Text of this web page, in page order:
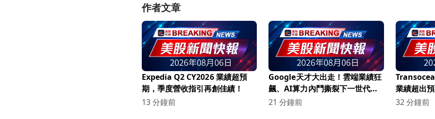
作者文章
Expedia Q2 CY2026 業績超預
期，季度營收指引再創佳績！
13 分鐘前
Google天才大出走！雲端業績狂
飆、AI算力內鬥撕裂下一世代創
新版圖
21 分鐘前
業績超出
美元！
32 分鐘前